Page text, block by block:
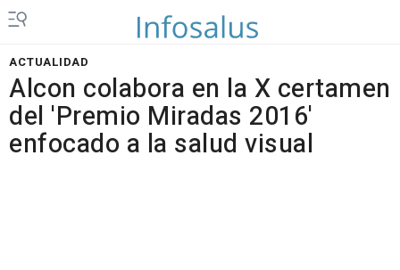
ACTUALIDAD
Alcon colabora en la X certamen
del 'Premio Miradas 2016'
enfocado a la salud visual